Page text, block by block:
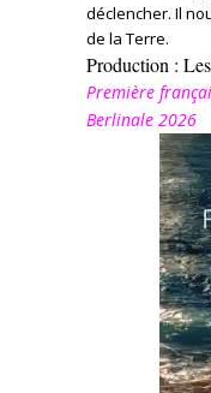
déclencher. Il
de la Terre.
Production :
Première
Berlinale 2026